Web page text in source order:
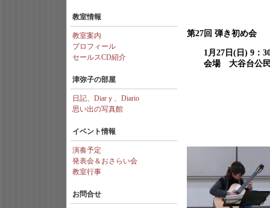
教室情報
教室案内
プロフィール
セールスCD紹介
津弥子の部屋
日記、Diarｙ、Diario
思い出の写真館
イベント情報
演奏予定
発表会＆おさらい会
教室行事
お問合せ
第27回 弾き初め会
1月27日(日) 9：
会場 大谷台公